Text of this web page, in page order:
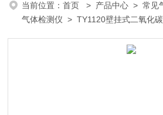
当前位置：首页 > 产品中心 >常见
气体检测仪 > TY1120壁挂式二氧化碳